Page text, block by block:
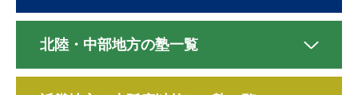
北陸・中部地方の塾一覧